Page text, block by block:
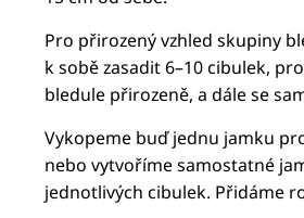
Pro přirozený vzhled skupiny
k sobě zasadit 6–10 cibulek,
bledule přirozeně, a dále se
Vykopeme buď jednu jamku
nebo vytvoříme samostatné
jednotlivých cibulek. Přidáme